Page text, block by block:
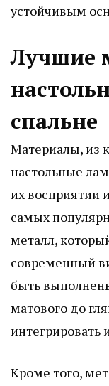
устойчивым
Лучшие
спальне
Материалы, из
настольные
их восприятии
самых
металл,
современный
быть
матового до
интегрировать
Кроме того,